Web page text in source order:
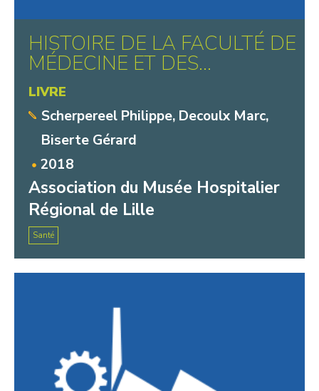
HISTOIRE DE LA FACULTÉ DE
MÉDECINE ET DES...
LIVRE
Scherpereel Philippe, Decoulx Marc,
Biserte Gérard
2018
Association du Musée Hospitalier
Régional de Lille
Santé